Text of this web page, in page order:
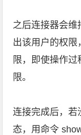
之后连接器会维
出该用户的权限
限，即使操作
限。
连接完成后，若
态，用命令